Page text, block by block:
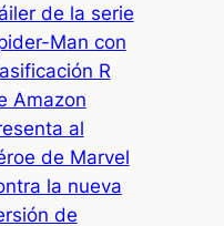
de la serie
Man con
R
Amazon
al
de Marvel
la nueva
de